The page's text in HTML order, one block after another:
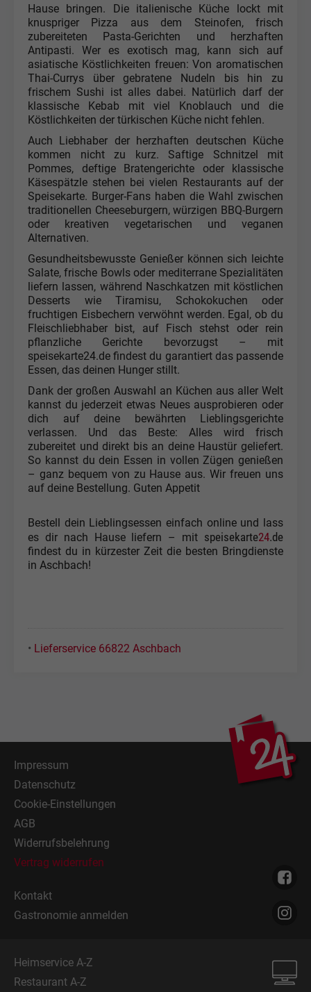
Hause bringen. Die italienische Küche lockt mit
knuspriger Pizza aus dem Steinofen, frisch
zubereiteten Pasta-Gerichten und herzhaften
Antipasti. Wer es exotisch mag, kann sich auf
asiatische Köstlichkeiten freuen: Von aromatischen
Thai-Currys über gebratene Nudeln bis hin zu
frischem Sushi ist alles dabei. Natürlich darf der
klassische Kebab mit viel Knoblauch und die
Köstlichkeiten der türkischen Küche nicht fehlen.
Auch Liebhaber der herzhaften deutschen Küche
kommen nicht zu kurz. Saftige Schnitzel mit
Pommes, deftige Bratengerichte oder klassische
Käsespätzle stehen bei vielen Restaurants auf der
Speisekarte. Burger-Fans haben die Wahl zwischen
traditionellen Cheeseburgern, würzigen BBQ-Burgern
oder kreativen vegetarischen und veganen
Alternativen.
Gesundheitsbewusste Genießer können sich leichte
Salate, frische Bowls oder mediterrane Spezialitäten
liefern lassen, während Naschkatzen mit köstlichen
Desserts wie Tiramisu, Schokokuchen oder
fruchtigen Eisbechern verwöhnt werden. Egal, ob du
Fleischliebhaber bist, auf Fisch stehst oder rein
pflanzliche Gerichte bevorzugst – mit
speisekarte24.de findest du garantiert das passende
Essen, das deinen Hunger stillt.
Dank der großen Auswahl an Küchen aus aller Welt
kannst du jederzeit etwas Neues ausprobieren oder
dich auf deine bewährten Lieblingsgerichte
verlassen. Und das Beste: Alles wird frisch
zubereitet und direkt bis an deine Haustür geliefert.
So kannst du dein Essen in vollen Zügen genießen
– ganz bequem von zu Hause aus. Wir freuen uns
auf deine Bestellung. Guten Appetit
Bestell dein Lieblingsessen einfach online und lass
es dir nach Hause liefern – mit speisekarte24.de
findest du in kürzester Zeit die besten Bringdienste
in Aschbach!
• Lieferservice 66822 Aschbach
Impressum
Datenschutz
Cookie-Einstellungen
AGB
Widerrufsbelehrung
Vertrag widerrufen
Kontakt
Gastronomie anmelden
Heimservice A-Z
Restaurant A-Z